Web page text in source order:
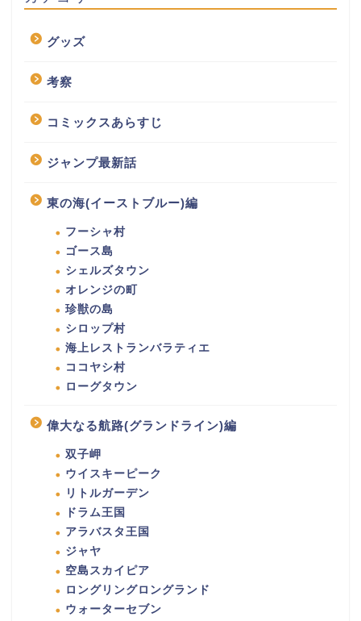
グッズ
考察
コミックスあらすじ
ジャンプ最新話
東の海(イーストブルー)編
フーシャ村
ゴース島
シェルズタウン
オレンジの町
珍獣の島
シロップ村
海上レストランバラティエ
ココヤシ村
ローグタウン
偉大なる航路(グランドライン)編
双子岬
ウイスキーピーク
リトルガーデン
ドラム王国
アラバスタ王国
ジャヤ
空島スカイピア
ロングリングロングランド
ウォーターセブン